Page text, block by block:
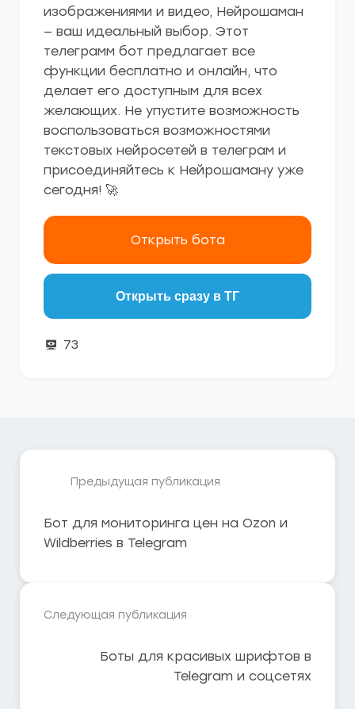
изображениями и видео, Нейрошаман
— ваш идеальный выбор. Этот
телеграмм бот предлагает все
функции бесплатно и онлайн, что
делает его доступным для всех
желающих. Не упустите возможность
воспользоваться возможностями
текстовых нейросетей в телеграм и
присоединяйтесь к Нейрошаману уже
сегодня! 🚀
Открыть бота
Открыть сразу в ТГ
73
Предыдущая публикация
Бот для мониторинга цен на Ozon и
Wildberries в Telegram
Следующая публикация
Боты для красивых шрифтов в
Telegram и соцсетях